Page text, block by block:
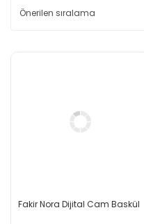
Fakir Nora Dijital Cam Baskül